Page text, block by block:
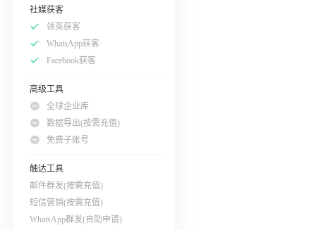
社媒获客
领英获客
WhatsApp获客
Facebook获客
高级工具
全球企业库
数据导出(按需充值)
免费子账号
触达工具
邮件群发(按需充值)
短信营销(按需充值)
WhatsApp群发(自助申请)